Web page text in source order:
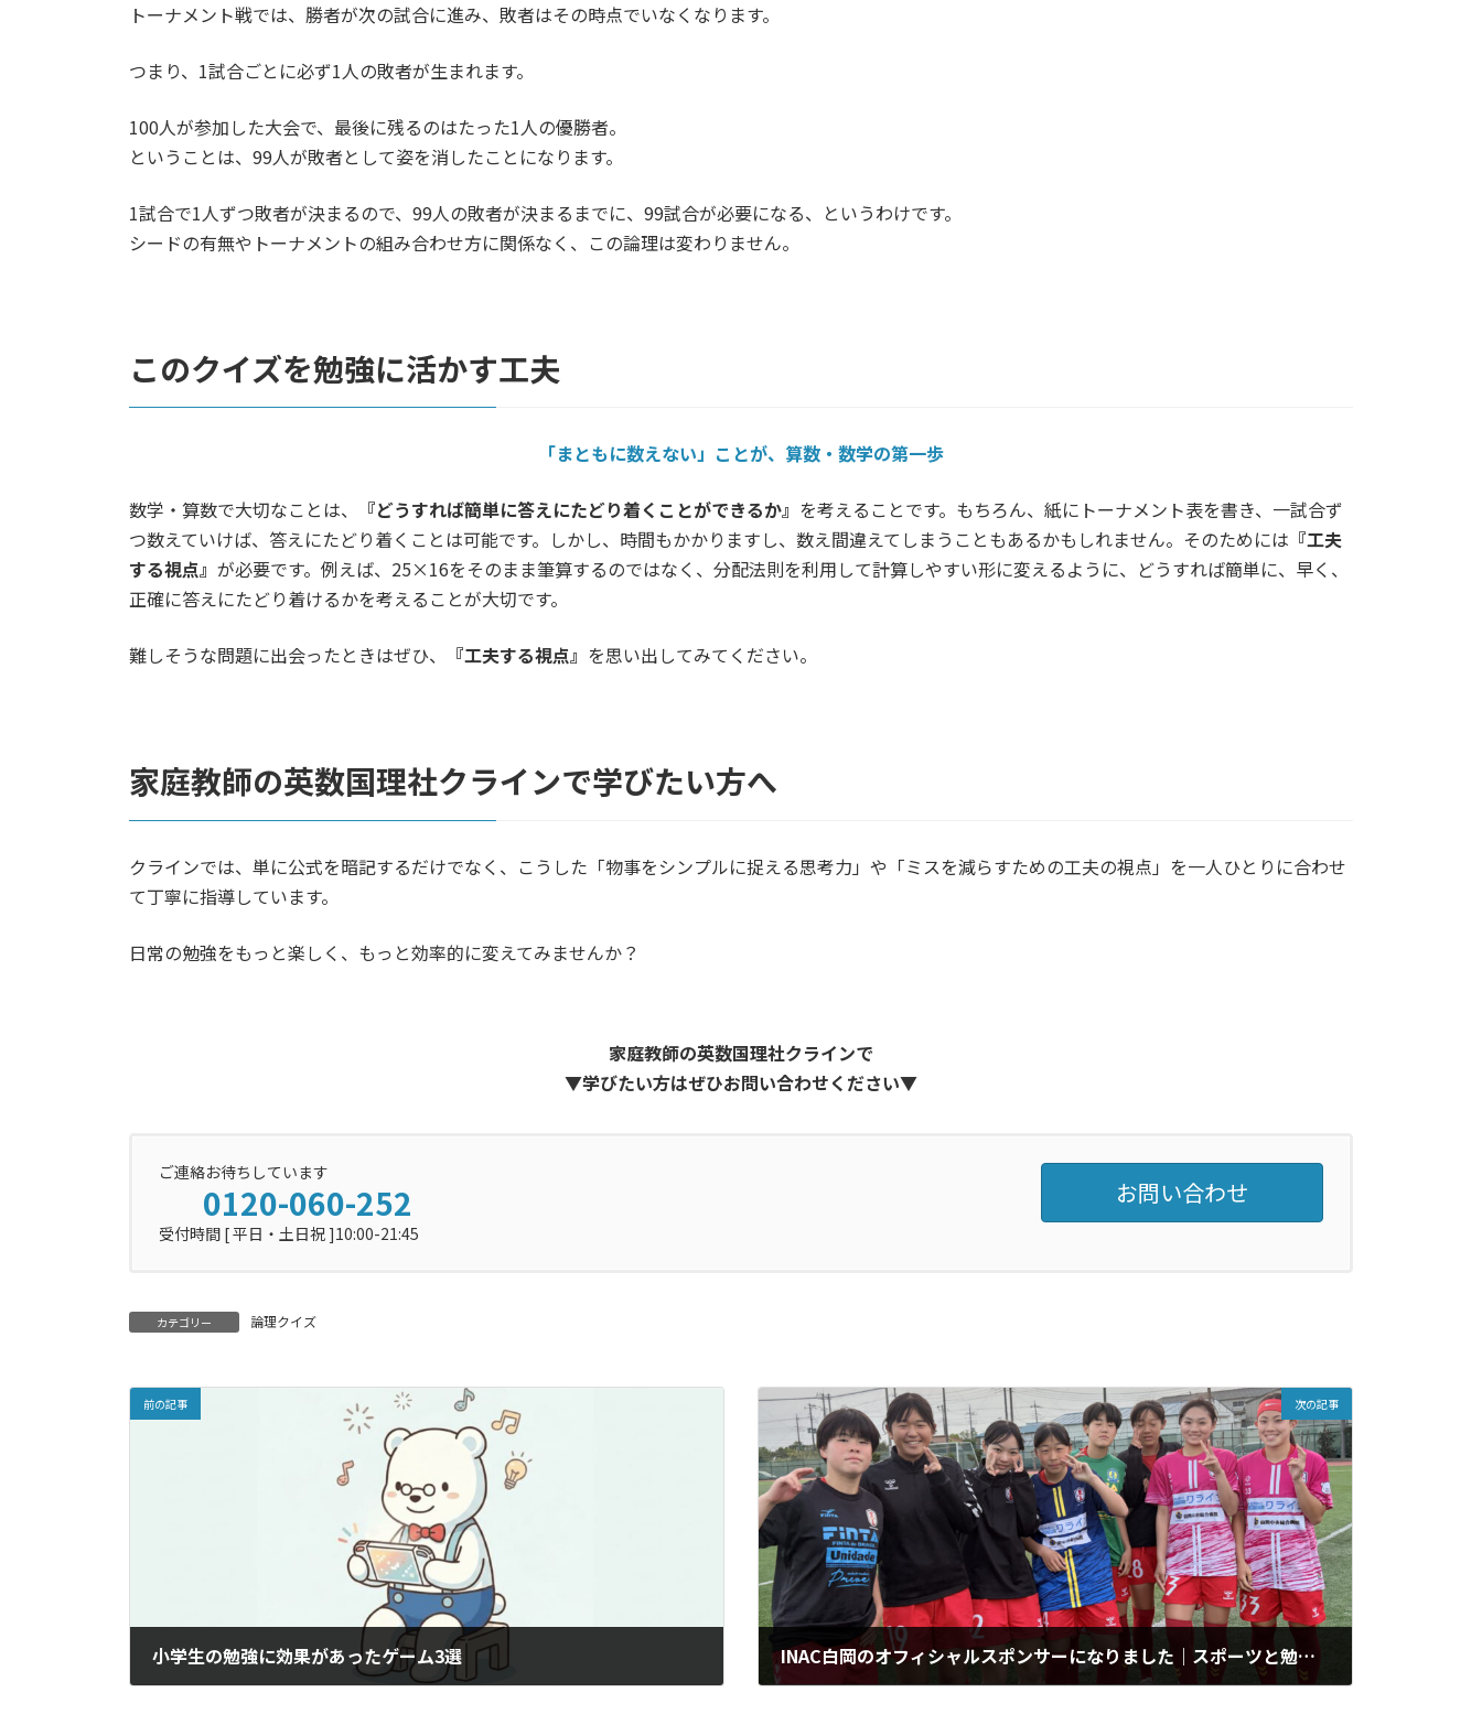
トーナメント戦では、勝者が次の試合に進み、敗者はその時点でいなくなります。
つまり、1試合ごとに必ず1人の敗者が生まれます。
100人が参加した大会で、最後に残るのはたった1人の優勝者。
ということは、99人が敗者として姿を消したことになります。
1試合で1人ずつ敗者が決まるので、99人の敗者が決まるまでに、99試合が必要になる、というわけです。
シードの有無やトーナメントの組み合わせ方に関係なく、この論理は変わりません。
このクイズを勉強に活かす工夫
「まともに数えない」ことが、算数・数学の第一歩
数学・算数で大切なことは、 『どうすれば簡単に答えにたどり着くことができるか』 を考えることです。もちろん、紙にトーナメント表を書き、一試合ず
つ数えていけば、答えにたどり着くことは可能です。しかし、時間もかかりますし、数え間違えてしまうこともあるかもしれません。そのためには 『工夫
する視点』 が必要です。例えば、25×16をそのまま筆算するのではなく、分配法則を利用して計算しやすい形に変えるように、どうすれば簡単に、早く、
正確に答えにたどり着けるかを考えることが大切です。
難しそうな問題に出会ったときはぜひ、 『工夫する視点』 を思い出してみてください。
家庭教師の英数国理社クラインで学びたい方へ
クラインでは、単に公式を暗記するだけでなく、こうした「物事をシンプルに捉える思考力」や「ミスを減らすための工夫の視点」を一人ひとりに合わせ
て丁寧に指導しています。
日常の勉強をもっと楽しく、もっと効率的に変えてみませんか？
家庭教師の英数国理社クラインで
▼学びたい方はぜひお問い合わせください▼
ご連絡お待ちしています
0120-060-252
受付時間 [ 平日・土日祝 ]10:00-21:45
お問い合わせ
カテゴリー 論理クイズ
前の記事
小学生の勉強に効果があったゲーム3選
次の記事
INAC白岡のオフィシャルスポンサーになりました｜スポーツと勉強の両立を応援する家庭教師